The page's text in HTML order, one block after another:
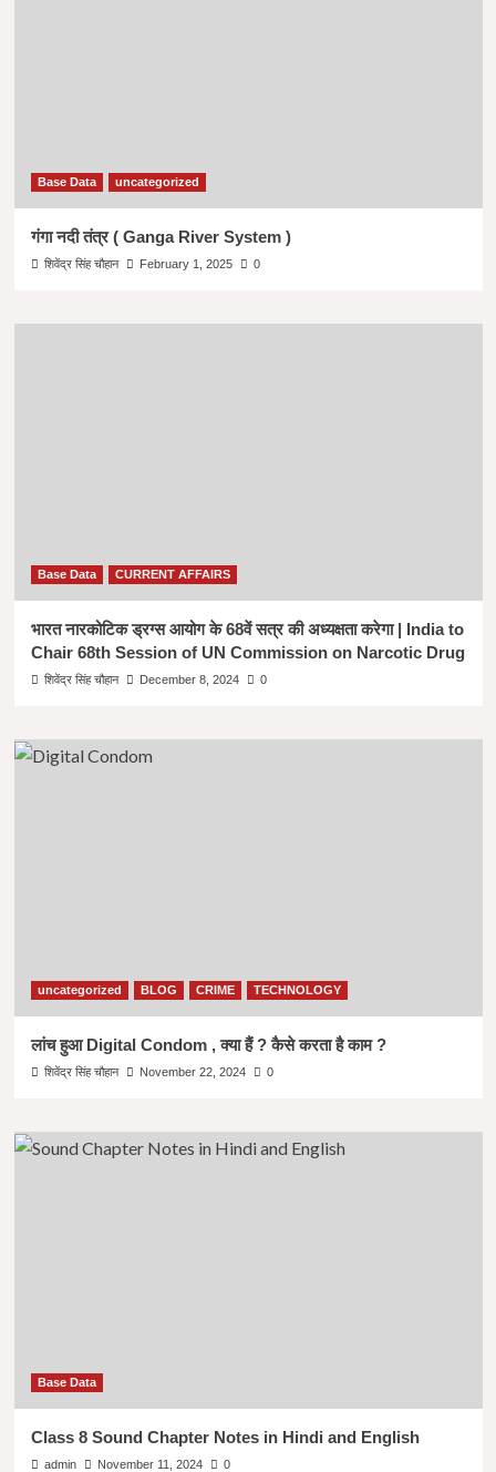
Base Data uncategorized
गंगा नदी तंत्र ( Ganga River System )
शिवेंद्र सिंह चौहान February 1, 2025 0
Base Data CURRENT AFFAIRS
भारत नारकोटिक ड्रग्स आयोग के 68वें सत्र की अध्यक्षता करेगा | India to
Chair 68th Session of UN Commission on Narcotic Drug
शिवेंद्र सिंह चौहान December 8, 2024 0
uncategorized BLOG CRIME TECHNOLOGY
लांच हुआ Digital Condom , क्या हैं ? कैसे करता है काम ?
शिवेंद्र सिंह चौहान November 22, 2024 0
Base Data
Class 8 Sound Chapter Notes in Hindi and English
admin November 11, 2024 0